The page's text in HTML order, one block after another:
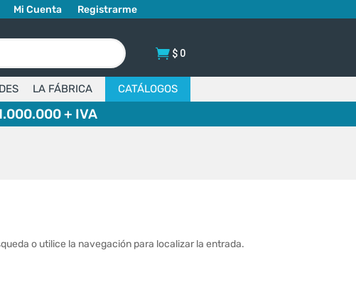
Mi Cuenta Registrarme
$0
LA FÁBRICA CATÁLOGOS
+ IVA
o utilice la navegación para localizar la entrada.